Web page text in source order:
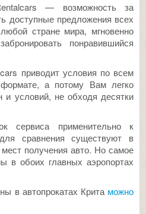
— возможность за
доступные предложения всех
стране мира, мгновенно
понравившийся
приводит условия по всем
а потому Вам легко
и условий, не обходя десятки
сервиса применительно к
сравнения существуют в
получения авто. Но самое
в обоих главных аэропортах
в автопрокатах Крита можно